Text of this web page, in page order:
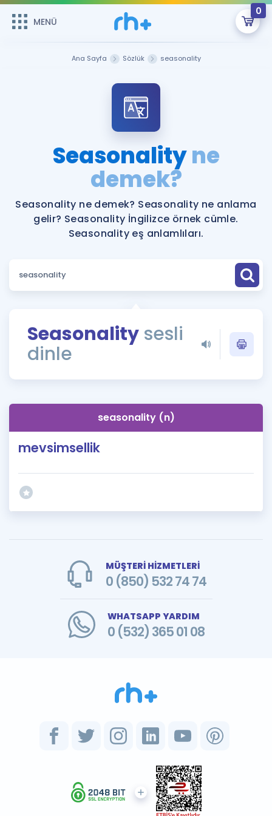
MENÜ
0
Şifremi Hatırlamıyorum
Sepetin Şu An Boş.
Remzi Hoca ile seni sınava hazırlayacak onlarca eğitim seni
bekliyor!
MENÜ
Katılımcı Görüşleri
Faydalı Araçlar
Ücretsiz Kaynaklar
Puan Hesaplama
ÖSYM Sınav Takvimi
Kampanyalar
İngilizce Gramer
İngilizce Gramer
Ana Sayfa Sözlük seasonality
Seasonalityne
demek?
Seasonality ne demek? Seasonality ne anlama
gelir? Seasonality İngilizce örnek cümle.
Seasonality eş anlamlıları.
Seasonality sesli
dinle
seasonality (n)
mevsimsellik
MÜŞTERİ HİZMETLERİ
0 (850) 532 74 74
WHATSAPP YARDIM
0 (532) 365 01 08